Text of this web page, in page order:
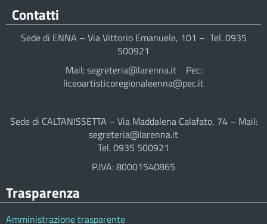
Contatti
Sede di ENNA – Via Vittorio Emanuele, 101 – Tel. 0935
500921
Mail: segreteria@larenna.it Pec:
liceoartisticoregionaleenna@pec.it
Sede di CALTANISSETTA – Via Maddalena Calafato, 74 – Mail:
segreteria@larenna.it
Tel. 0935 500921
P.IVA: 80001540865
Trasparenza
Amministrazione trasparente